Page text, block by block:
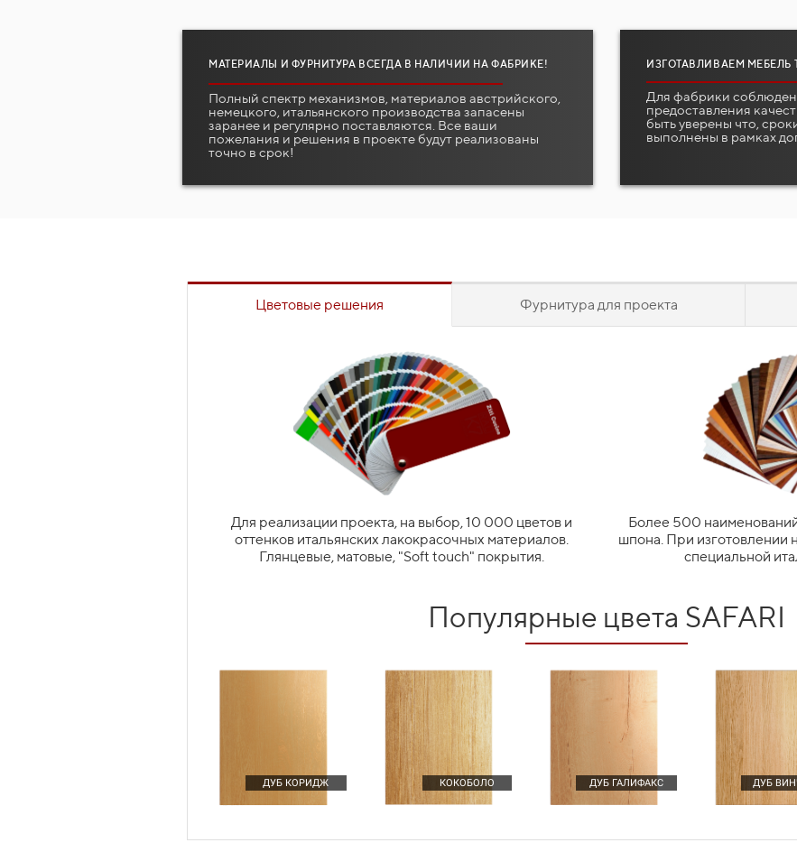
МАТЕРИАЛЫ И ФУРНИТУРА ВСЕГДА В НАЛИЧИИ НА ФАБРИКЕ!
Полный спектр механизмов, материалов австрийского,
немецкого, итальянского производства запасены
заранее и регулярно поставляются. Все ваши
пожелания и решения в проекте будут реализованы
точно в срок!
ИЗГОТАВЛИВАЕМ МЕБЕЛЬ
Для фабрики
предоставления
быть уверены что,
выполнены в рамках
Цветовые решения Фурнитура для проекта
Для реализации проекта, на выбор, 10 000 цветов и
оттенков итальянских лакокрасочных материалов.
Глянцевые, матовые, "Soft touch" покрытия.
Более 500
шпона. При изготовлении
специальной
Популярные цвета SAFARI
ДУБ КОРИДЖ КОКОБОЛО ДУБ ГАЛИФАКС ДУБ
Для каждого проекта индивидуально подбирается фурнитура. От петель и ручек до
механизмов. С учетом бюджета и потребностей владельца. Вы не переплачиваете за
специальные условия фабрики позволяют нам дать заказчику адекватную цену на
итальянских и российских производителей. Все
ЯЩИКИ TANDEMBOX Подробнее
ФУРНИТУРА ВАЖНЫЙ
ПОМОЩНИК
Подробнее
ЗАПАСОВ
Подробнее ЯЩИКИ METABOX Подробнее